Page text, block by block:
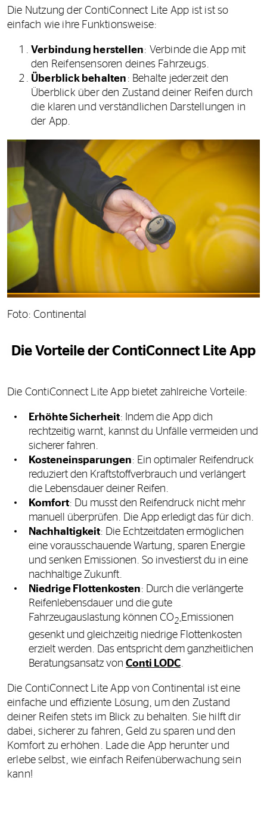
Die Nutzung der ContiConnect Lite App ist ist so
einfach wie ihre Funktionsweise:
Verbindung herstellen: Verbinde die App mit
den Reifensensoren deines Fahrzeugs.
Überblick behalten : Behalte jederzeit den
Überblick über den Zustand deiner Reifen durch
die klaren und verständlichen Darstellungen in
der App.
Foto: Continental
Die Vorteile der ContiConnect Lite App
Die ContiConnect Lite App bietet zahlreiche Vorteile:
Erhöhte Sicherheit: Indem die App dich
rechtzeitig warnt, kannst du Unfälle vermeiden und
sicherer fahren.
Kosteneinsparungen: Ein optimaler Reifendruck
reduziert den Kraftstoffverbrauch und verlängert
die Lebensdauer deiner Reifen.
Komfort: Du musst den Reifendruck nicht mehr
manuell überprüfen. Die App erledigt das für dich.
Nachhaltigkeit: Die Echtzeitdaten ermöglichen
eine vorausschauende Wartung, sparen Energie
und senken Emissionen. So investierst du in eine
nachhaltige Zukunft.
Niedrige Flottenkosten: Durch die verlängerte
Reifenlebensdauer und die gute
Fahrzeugauslastung können CO2-Emissionen
gesenkt und gleichzeitig niedrige Flottenkosten
erzielt werden. Das entspricht dem ganzheitlichen
Beratungsansatz von Conti LODC.
Die ContiConnect Lite App von Continental ist eine
einfache und effiziente Lösung, um den Zustand
deiner Reifen stets im Blick zu behalten. Sie hilft dir
dabei, sicherer zu fahren, Geld zu sparen und den
Komfort zu erhöhen. Lade die App herunter und
erlebe selbst, wie einfach Reifenüberwachung sein
kann!